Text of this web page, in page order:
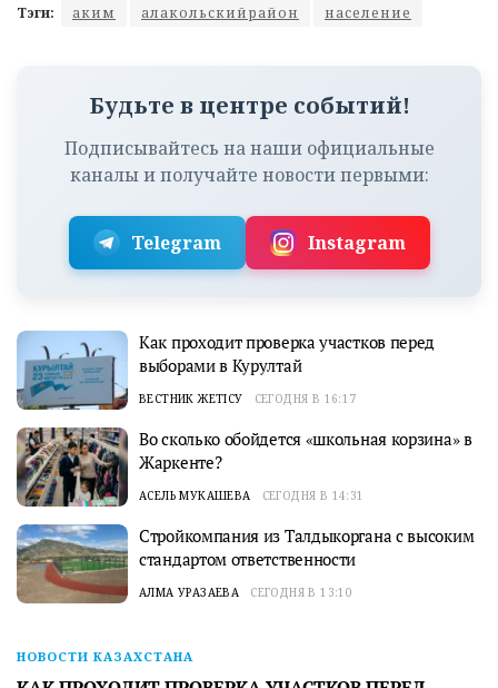
Тэги: аким алакольскийрайон население
Будьте в центре событий!
Подписывайтесь на наши официальные
каналы и получайте новости первыми:
Telegram Instagram
Как проходит проверка участков перед
выборами в Курултай
ВЕСТНИК ЖЕТІСУ СЕГОДНЯ В 16:17
Во сколько обойдется «школьная корзина» в
Жаркенте?
АСЕЛЬ МУКАШЕВА СЕГОДНЯ В 14:31
Стройкомпания из Талдыкоргана с высоким
стандартом ответственности
АЛМА УРАЗАЕВА СЕГОДНЯ В 13:10
НОВОСТИ КАЗАХСТАНА